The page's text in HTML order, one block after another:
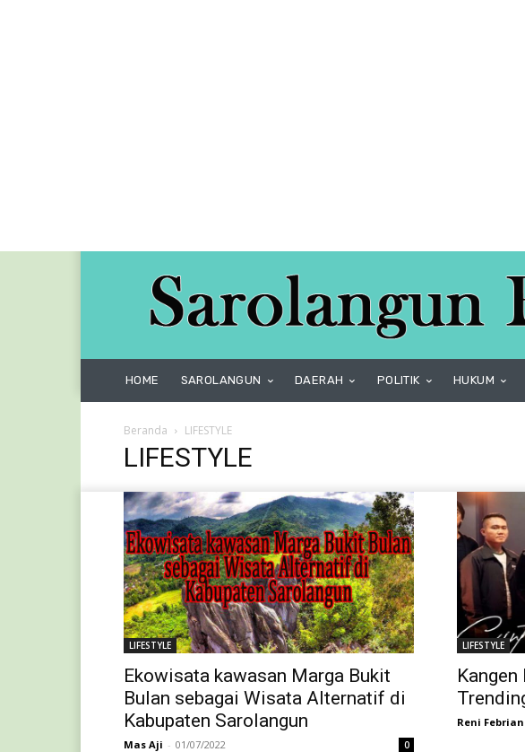
HOME SAROLANGUN DAERAH POLITIK HUKUM
Beranda LIFESTYLE
LIFESTYLE
LIFESTYLE
Ekowisata kawasan Marga Bukit
Bulan sebagai Wisata Alternatif di
Kabupaten Sarolangun
Mas Aji - 01/07/2022 0
LIFESTYLE
Kangen
Reni